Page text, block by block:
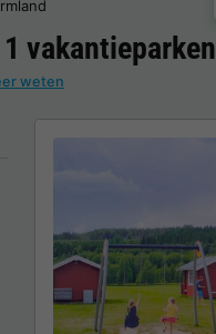
weten